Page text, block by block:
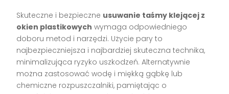
Skuteczne i bezpieczne usuwanie taśmy klejącej z
okien plastikowych wymaga odpowiedniego
doboru metod i narzędzi. Użycie pary to
najbezpieczniejsza i najbardziej skuteczna technika,
minimalizująca ryzyko uszkodzeń. Alternatywnie
można zastosować wodę i miękką gąbkę lub
chemiczne rozpuszczalniki, pamiętając o